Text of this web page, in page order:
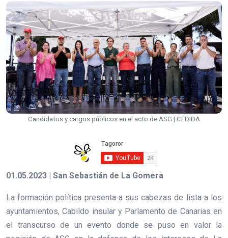
Candidatos y cargos públicos en el acto de ASG | CEDIDA
01.05.2023 | San Sebastián de La Gomera
La formación política presenta a sus cabezas de lista a los
ayuntamientos, Cabildo insular y Parlamento de Canarias en
el transcurso de un evento donde se puso en valor la